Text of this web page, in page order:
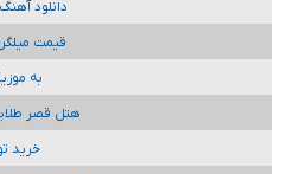
دانلود
قیمت
به
هتل قصر
خرید